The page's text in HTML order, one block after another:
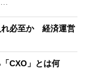
れ必至か 経済運営
CXO」とは何